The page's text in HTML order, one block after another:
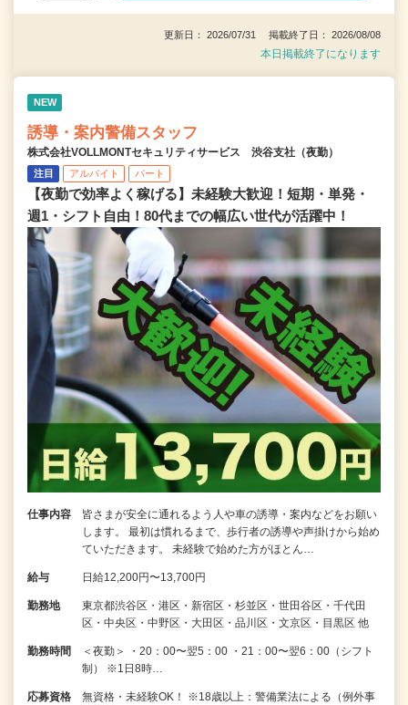
更新日： 2026/07/31 掲載終了日： 2026/08/08
本日掲載終了になります
NEW
誘導・案内警備スタッフ
株式会社VOLLMONTセキュリティサービス 渋谷支社（夜勤）
注目 アルバイト パート
【夜勤で効率よく稼げる】未経験大歓迎！短期・単発・
週1・シフト自由！80代までの幅広い世代が活躍中！
仕事内容
皆さまが安全に通れるよう人や車の誘導・案内などをお願い
します。 最初は慣れるまで、歩行者の誘導や声掛けから始め
ていただきます。 未経験で始めた方がほとん…
給与 日給12,200円〜13,700円
勤務地
東京都渋谷区・港区・新宿区・杉並区・世田谷区・千代田
区・中央区・中野区・大田区・品川区・文京区・目黒区 他
勤務時間
＜夜勤＞ ・20：00〜翌5：00 ・21：00〜翌6：00（シフト
制） ※1日8時…
応募資格
無資格・未経験OK！ ※18歳以上：警備業法による（例外事